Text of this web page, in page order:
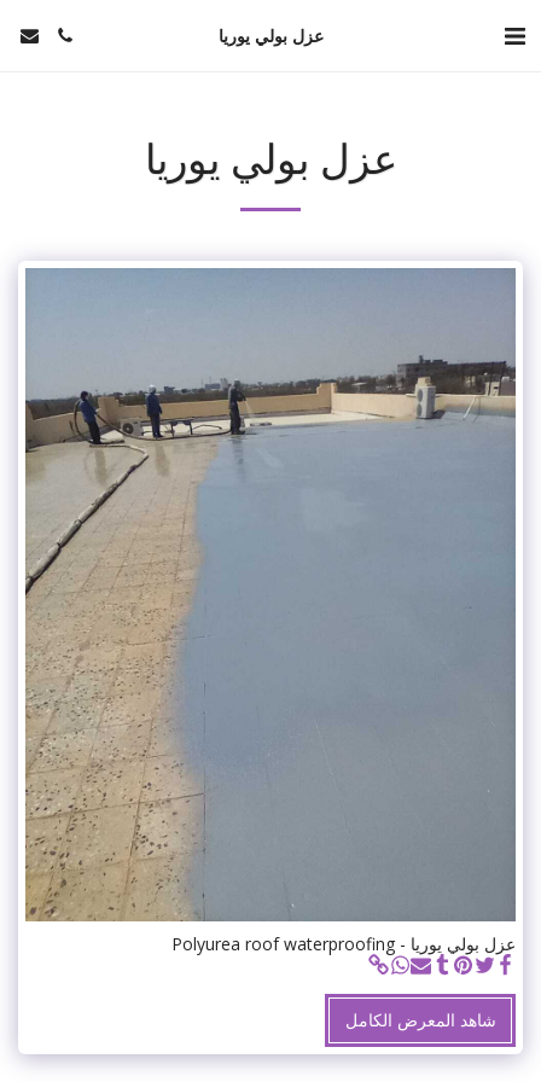
عزل بولي يوريا
عزل بولي يوريا
عزل بولي يوريا - Polyurea roof waterproofing
شاهد المعرض الكامل